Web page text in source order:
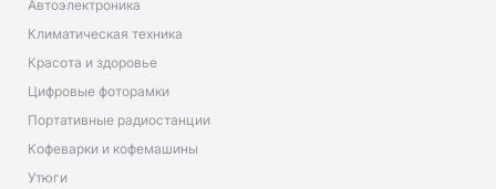
Автоэлектроника
Климатическая техника
Красота и здоровье
Цифровые фоторамки
Портативные радиостанции
Кофеварки и кофемашины
Утюги